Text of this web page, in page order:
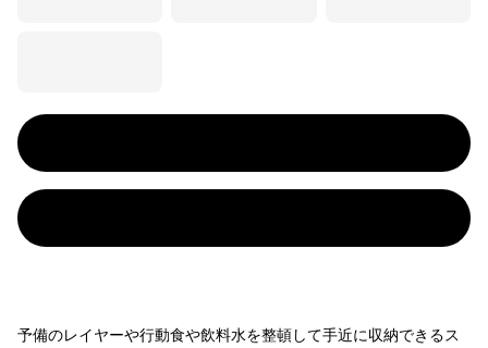
予備のレイヤーや行動食や飲料水を整頓して手近に収納できるス